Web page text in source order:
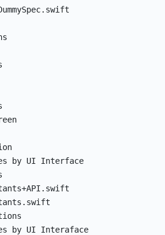
by UI Interface
by UI Interaface